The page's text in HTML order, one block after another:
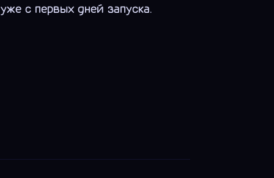
с первых дней запуска.